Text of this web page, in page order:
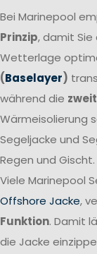
Bei Marinepool
Prinzip, damit
Wetterlage
(Baselayer)
während die
Wärmeisolierung
Segeljacke und
Regen und Gischt.
Viele Marinepool
Offshore Jacke,
Funktion. Damit
die Jacke